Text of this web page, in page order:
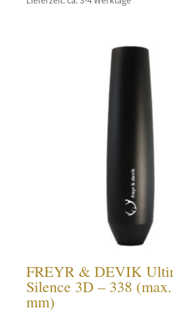
FREYR & DEVIK
Silence 3D – 338
mm)